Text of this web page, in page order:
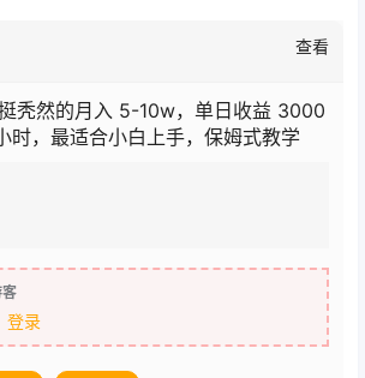
查看
秃然的月入 5-10w，单日收益 3000
时，最适合小白上手，保姆式教学
登录